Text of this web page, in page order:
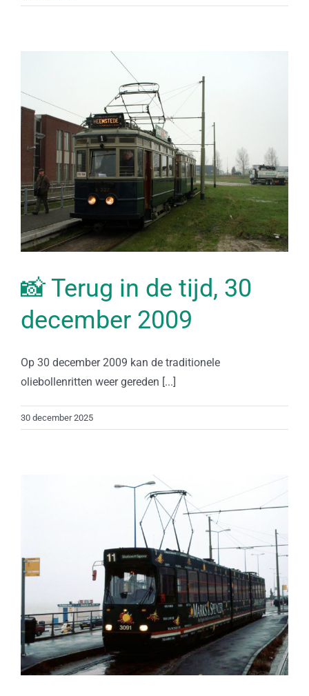
📸 Terug in de tijd, 30
december 2009
Op 30 december 2009 kan de traditionele
oliebollenritten weer gereden [...]
30 december 2025